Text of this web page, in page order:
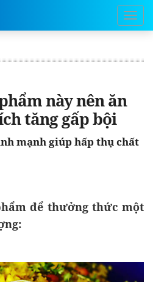
này nên ăn
tăng gấp bội
mạnh giúp hấp thụ chất
để thưởng thức một